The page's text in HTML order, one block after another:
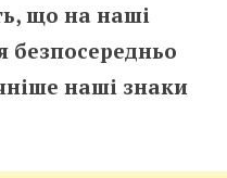
що на наші
безпосередньо
наші знаки